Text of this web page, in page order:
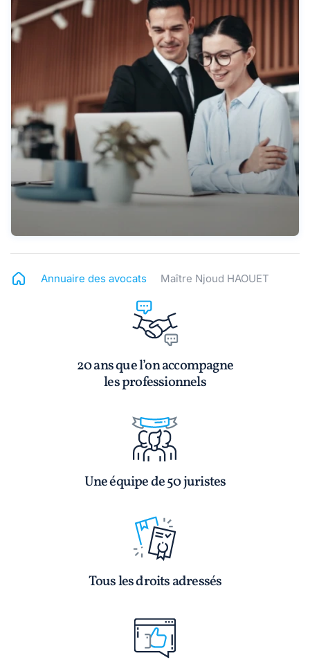
Annuaire des avocats Maître Njoud HAOUET
20 ans que l’on accompagne
les professionnels
Une équipe de 50 juristes
Tous les droits adressés